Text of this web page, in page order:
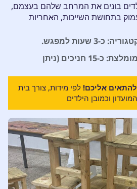
בונים את המרחב שלהם בעצמם,
בתחושת השייכות, האחריות
3 שעות למפגש.
כמות משתתפים מומלצת: כ-15 חניכים (ניתן
אליכם! לפי מידות, צורך בית
וכמובן הילדים